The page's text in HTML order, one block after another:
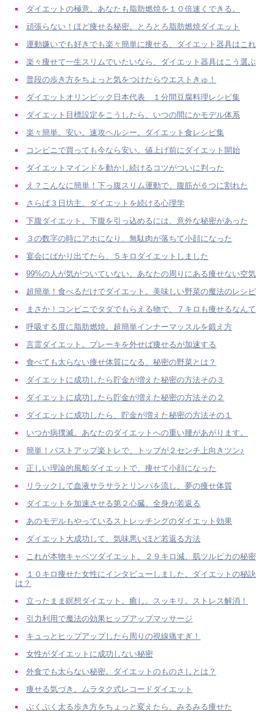
ダイエットの極意。あなたも脂肪燃焼を１０倍速くできる。
頑張らない！ほど痩せる秘密。とろとろ脂肪燃焼ダイエット
運動嫌いでも好きでも楽々簡単に痩せる、ダイエット器具はこれ
楽々痩せて一生スリムでいたいなら、ダイエット器具はこう選ぶ
普段の歩き方をちょっと気をつけたらウエストきゅ！
ダイエットオリンピック日本代表 １分間豆腐料理レシピ集
ダイエット目標設定をこうしたら、いつの間にかモデル体系
楽々簡単。安い。速攻ヘルシー。ダイエット食レシピ集
コンビニで買っても今なら安い。値上げ前にダイエット開始
ダイエットマインドを動かし続けるコツがついに判った
え？こんなに簡単！下っ腹スリム運動で、腹筋が６つに割れた
さらば３日坊主。ダイエットを続ける心理学
下腹ダイエット。下腹を引っ込めるには、意外な秘密があった
３の数字の時にアホになり、無駄肉が落ちて小顔になった
宴会にばかり出てたら、５キロダイエットしました
99%の人が気がついていない。あなたの周りにある痩せない空気
超簡単！食べるだけでダイエット。美味しい野菜の魔法のレシピ
まさか！コンビニでタダでもらえる物で、７キロも痩せるなんて
呼吸する度に脂肪燃焼。超簡単インナーマッスルを鍛え方
言霊ダイエット。ブレーキを外せば痩せるが加速する
食べても太らない痩せ体質になる、秘密の野菜とは？
ダイエットに成功したら貯金が増えた秘密の方法その３
ダイエットに成功したら貯金が増えた秘密の方法その２
ダイエットに成功したら、貯金が増えた秘密の方法その１
いつか病撲滅。あなたのダイエットへの重い腰があがります。
簡単！バストアップ楽トレで、トップが２センチ上向きツン♪
正しい理論的風船ダイエットで、痩せて小顔になった
リラックして血液サラサラとリンパを流し、夢の痩せ体質
ダイエットを加速させる第２心臓。全身が若返る
あのモデルもやっているストレッチングのダイエット効果
ダイエット大成功して、気味悪いほど若返る方法
これが本物キャベツダイエット。２９キロ減、肌ツルピカの秘密
１０キロ痩せた女性にインタビューしました。ダイエットの秘訣
は？
立ったまま瞑想ダイエット。癒し。スッキリ。ストレス解消！
引力利用で魔法の効果ヒップアップマッサージ
キュっとヒップアップしたら周りの視線痛すぎ！
女性がダイエットに成功しない秘密
外食でも太らない秘密。ダイエットのものさしとは？
痩せる気づき。ムラタク式レコードダイエット
ぶくぶく太る歩き方をちょっと変えたら、みるみる痩せた